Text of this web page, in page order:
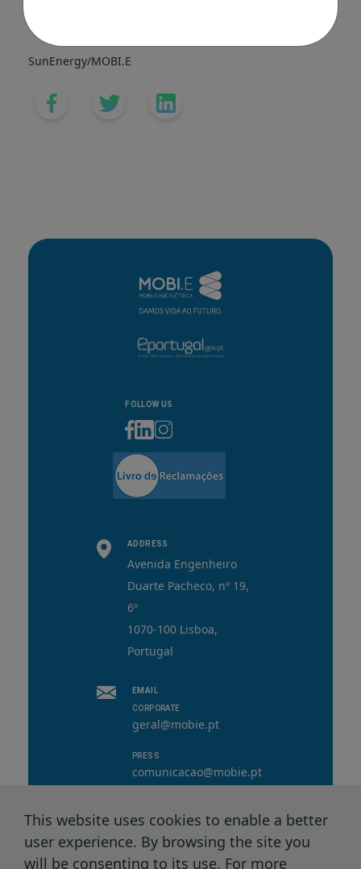
SunEnergy/MOBI.E
FOLLOW US
ADDRESS
Avenida Engenheiro
Duarte Pacheco, nº 19,
6º
1070-100 Lisboa,
Portugal
EMAIL
CORPORATE
geral@mobie.pt
PRESS
comunicacao@mobie.pt
© 2026 MOBI.E. All rights reserved.
This website uses cookies to enable a better
user experience. By browsing the site you
will be consenting to its use. For more